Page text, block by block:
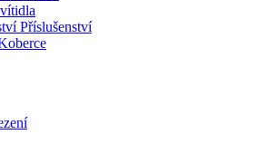
Příslušenství